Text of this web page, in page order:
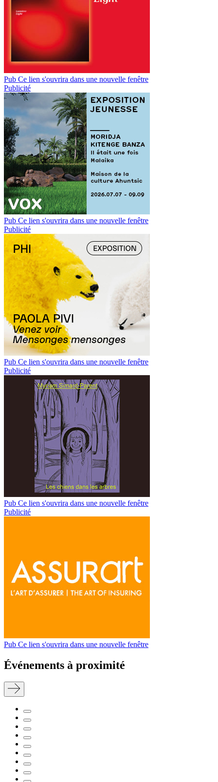
Pub Ce lien s'ouvrira dans une nouvelle fenêtre
Publicité
Pub Ce lien s'ouvrira dans une nouvelle fenêtre
Publicité
Pub Ce lien s'ouvrira dans une nouvelle fenêtre
Publicité
Pub Ce lien s'ouvrira dans une nouvelle fenêtre
Publicité
Pub Ce lien s'ouvrira dans une nouvelle fenêtre
Événements à proximité